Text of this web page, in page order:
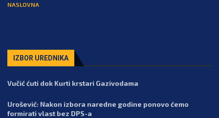
NASLOVNA
IZBOR UREDNIKA
Vučić ćuti dok Kurti krstari Gazivodama
Urošević: Nakon izbora naredne godine ponovo ćemo
formirati vlast bez DPS-a